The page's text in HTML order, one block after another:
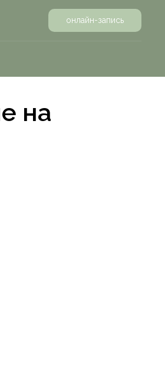
онлайн-запись
на